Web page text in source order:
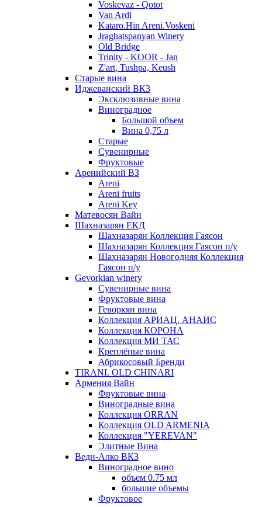
Voskevaz - Qotot
Van Ardi
Kataro.Hin Areni.Voskeni
Jraghatspanyan Winery
Old Bridge
Trinity - KOOR - Jan
Z'art, Tushpa, Keush
Старые вина
Иджеванский ВК3
Эксклюзивные вина
Виноградное
Большой объем
Вина 0,75 л
Старые
Сувенирные
Фруктовые
Аренийский ВЗ
Areni
Areni fruits
Areni Key
Матевосян Вайн
Шахназарян ЕКД
Шахназарян Коллекция Гаясон
Шахназарян Коллекция Гаясон п/у
Шахназарян Новогодняя Коллекция
Гаясон п/у
Gevorkian winery
Сувенирные вина
Фруктовые вина
Геворкян вина
Коллекция АРИАЦ. АНАИС
Коллекция КОРОНА
Коллекция МИ ТАС
Креплёные вина
Абрикосовый Бренди
TIRANI. OLD CHINARI
Армения Вайн
Фруктовые вина
Виноградные вина
Коллекция ORRAN
Коллекция OLD ARMENIA
Коллекция "YEREVAN"
Элитные Вина
Веди-Алко ВКЗ
Виноградное вино
объем 0.75 мл
большие объемы
Фруктовое